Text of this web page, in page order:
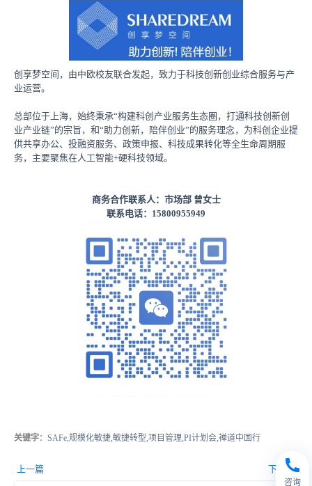
创享梦空间，由中欧校友联合发起，致力于科技创新创业综合服务与产
业运营。
总部位于上海，始终秉承“构建科创产业服务生态圈，打通科技创新创
业产业链”的宗旨，和“助力创新，陪伴创业”的服务理念，为科创企业提
供共享办公、投融资服务、政策申报、科技成果转化等全生命周期服
务，主要聚焦在人工智能+硬科技领域。
商务合作联系人：市场部 曾女士
联系电话：15800955949
关键字：SAFe,规模化敏捷,敏捷转型,项目管理,PI计划会,禅道中国行
上一篇 下一篇
咨询